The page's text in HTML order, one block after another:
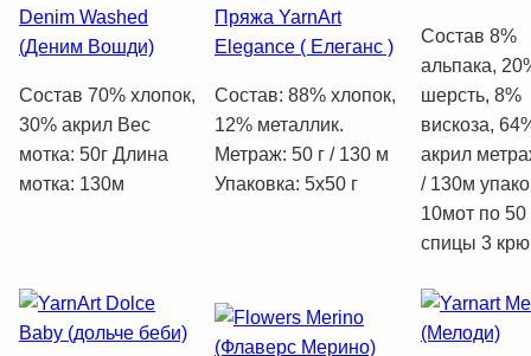
Denim Washed
(Деним Вошди)
Состав 70% хлопок,
30% акрил Вес
мотка: 50г Длина
мотка: 130м
Пряжа YarnArt
Elegance ( Елеганс )
Состав: 88% хлопок,
12% металлик.
Метраж: 50 г / 130 м
Упаковка: 5х50 г
Состав 8%
альпака,
шерсть, 8%
вискоза,
акрил
/ 130м
10мот по 50
спицы 3